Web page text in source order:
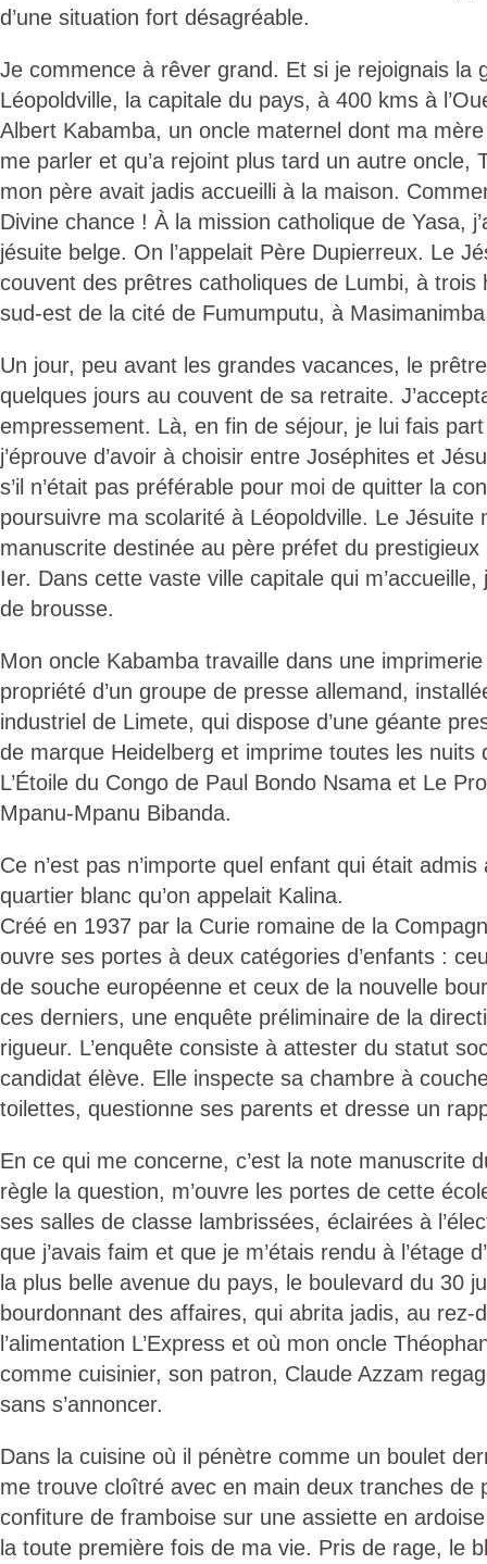
d’une situation fort désagréable.
Je commence à rêver grand. Et si je rejoignais la
Léopoldville, la capitale du pays, à 400 kms à
Albert Kabamba, un oncle maternel dont ma mère
me parler et qu’a rejoint plus tard un autre oncle,
mon père avait jadis accueilli à la maison.
Divine chance ! À la mission catholique de Yasa,
jésuite belge. On l’appelait Père Dupierreux. Le
couvent des prêtres catholiques de Lumbi, à trois
sud-est de la cité de Fumumputu, à
Un jour, peu avant les grandes vacances, le
quelques jours au couvent de sa retraite.
empressement. Là, en fin de séjour, je lui fais
j’éprouve d’avoir à choisir entre Joséphites et
s’il n’était pas préférable pour moi de quitter la
poursuivre ma scolarité à Léopoldville. Le Jésuite
manuscrite destinée au père préfet du prestigieux
Ier. Dans cette vaste ville capitale qui m’accueille,
de brousse.
Mon oncle Kabamba travaille dans une
propriété d’un groupe de presse allemand,
industriel de Limete, qui dispose d’une géante
de marque Heidelberg et imprime toutes les nuits
L’Étoile du Congo de Paul Bondo Nsama et Le
Mpanu-Mpanu Bibanda.
Ce n’est pas n’importe quel enfant qui était
quartier blanc qu’on appelait Kalina.
Créé en 1937 par la Curie romaine de la
ouvre ses portes à deux catégories d’enfants :
de souche européenne et ceux de la nouvelle
ces derniers, une enquête préliminaire de la
rigueur. L’enquête consiste à attester du statut
candidat élève. Elle inspecte sa chambre à
toilettes, questionne ses parents et dresse un
En ce qui me concerne, c’est la note manuscrite
règle la question, m’ouvre les portes de cette
ses salles de classe lambrissées, éclairées à
que j’avais faim et que je m’étais rendu à l’étage
la plus belle avenue du pays, le boulevard du 30
bourdonnant des affaires, qui abrita jadis, au rez-
l’alimentation L’Express et où mon oncle
comme cuisinier, son patron, Claude Azzam
sans s’annoncer.
Dans la cuisine où il pénètre comme un boulet
me trouve cloîtré avec en main deux tranches de
confiture de framboise sur une assiette en
la toute première fois de ma vie. Pris de rage, le